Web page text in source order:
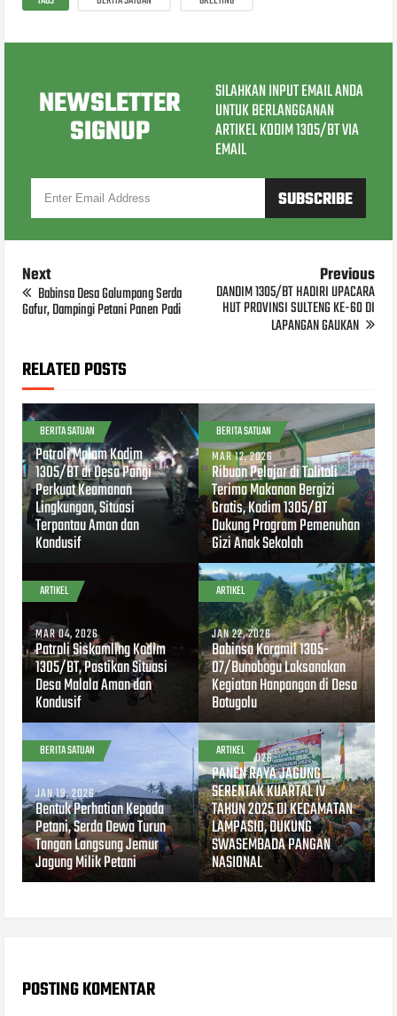
NEWSLETTER
SIGNUP
SILAHKAN INPUT EMAIL ANDA
UNTUK BERLANGGANAN
ARTIKEL KODIM 1305/BT VIA
EMAIL
Next
Babinsa Desa Galumpang Serda
Gafur, Dampingi Petani Panen Padi
Previous
DANDIM 1305/BT HADIRI UPACARA
HUT PROVINSI SULTENG KE-60 DI
LAPANGAN GAUKAN
RELATED POSTS
BERITA SATUAN
MAR 28, 2026
Patroli Malam Kodim
1305/BT di Desa Pangi
Perkuat Keamanan
Lingkungan, Situasi
Terpantau Aman dan
Kondusif
BERITA SATUAN
MAR 12, 2026
Ribuan Pelajar di Tolitoli
Terima Makanan Bergizi
Gratis, Kodim 1305/BT
Dukung Program Pemenuhan
Gizi Anak Sekolah
ARTIKEL
MAR 04, 2026
Patroli Siskamling Kodim
1305/BT, Pastikan Situasi
Desa Malala Aman dan
Kondusif
ARTIKEL
JAN 22, 2026
Babinsa Koramil 1305-
07/Bunobogu Laksanakan
Kegiatan Hanpangan di Desa
Botugolu
BERITA SATUAN
JAN 19, 2026
Bentuk Perhatian Kepada
Petani, Serda Dewa Turun
Tangan Langsung Jemur
Jagung Milik Petani
ARTIKEL
JAN 09, 2026
PANEN RAYA JAGUNG
SERENTAK KUARTAL IV
TAHUN 2025 DI KECAMATAN
LAMPASIO, DUKUNG
SWASEMBADA PANGAN
NASIONAL
POSTING KOMENTAR